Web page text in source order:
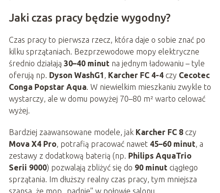
Jaki czas pracy będzie wygodny?
Czas pracy to pierwsza rzecz, która daje o sobie znać po
kilku sprzątaniach. Bezprzewodowe mopy elektryczne
średnio działają 30–40 minut na jednym ładowaniu – tyle
oferują np. Dyson WashG1 Karcher FC 4-4czy Cecotec
Conga Popstar Aqua. W niewielkim mieszkaniu zwykle to
wystarczy, ale w domu powyżej 70–80 m² warto celować
wyżej.
Bardziej zaawansowane modele, jak Karcher FC 8czy
Mova X4 Pro, potrafią pracować nawet 45–60 minut , a
zestawy z dodatkową baterią (np. Philips AquaTrio
Serii 9000) pozwalają zbliżyć się do 90 minut ciągłego
sprzątania. Im dłuższy realny czas pracy, tym mniejsza
szansa, że mop „padnie” w połowie salonu.